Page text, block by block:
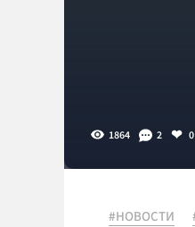
1864 2 0
#НОВОСТИ